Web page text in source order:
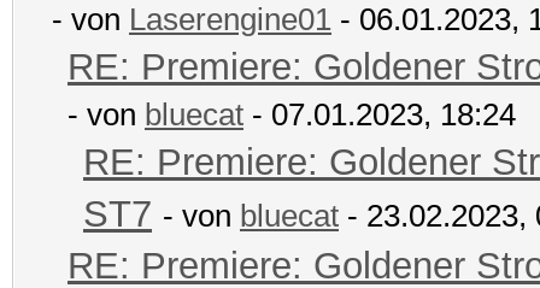
- von Laserengine01 - 06.01.2023,
RE: Premiere: Goldener
- von bluecat - 07.01.2023, 18:24
RE: Premiere: Goldener
ST7 - von bluecat - 23.02.2023,
RE: Premiere: Goldener